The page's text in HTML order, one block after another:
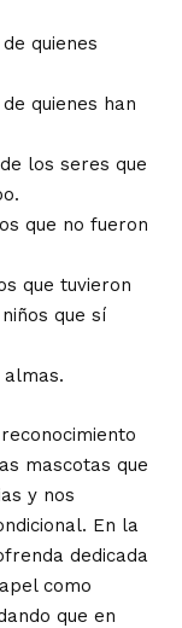
quienes
quienes han
los seres que
que no fueron
que tuvieron
que sí
mascotas que
y nos
En la
dedicada
como
que en